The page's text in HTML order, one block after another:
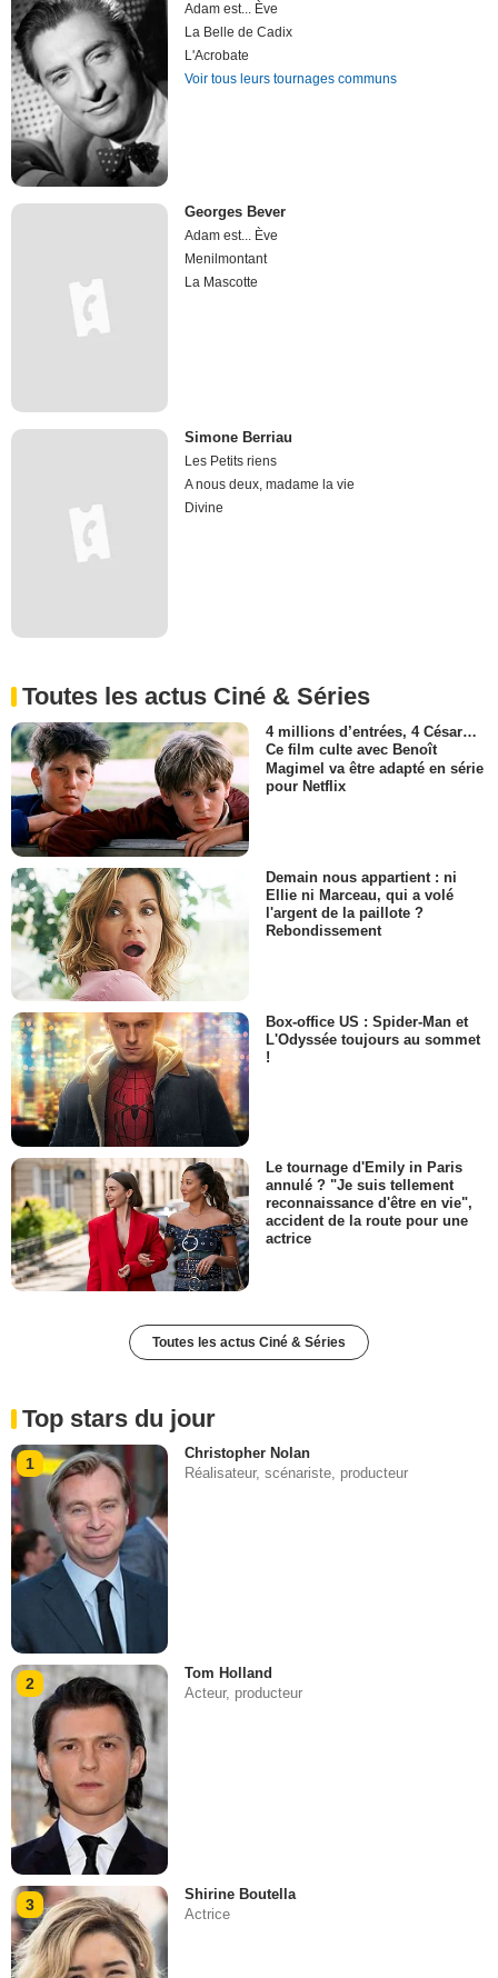
Adam est... Ève
La Belle de Cadix
L'Acrobate
Voir tous leurs tournages communs
Georges Bever
Adam est... Ève
Menilmontant
La Mascotte
Simone Berriau
Les Petits riens
A nous deux, madame la vie
Divine
Toutes les actus Ciné & Séries
4 millions d’entrées, 4 César…
Ce film culte avec Benoît
Magimel va être adapté en série
pour Netflix
Demain nous appartient : ni
Ellie ni Marceau, qui a volé
l'argent de la paillote ?
Rebondissement
Box-office US : Spider-Man et
L'Odyssée toujours au sommet
!
Le tournage d'Emily in Paris
annulé ? "Je suis tellement
reconnaissance d'être en vie",
accident de la route pour une
actrice
Toutes les actus Ciné & Séries
Top stars du jour
1
Christopher Nolan
Réalisateur, scénariste, producteur
2
Tom Holland
Acteur, producteur
3
Shirine Boutella
Actrice